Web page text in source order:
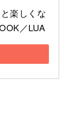
楽しくな
／LUA